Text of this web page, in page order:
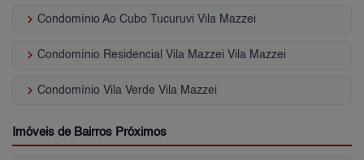
keyboard_arrow_right Condomínio Ao Cubo Tucuruvi Vila Mazzei
keyboard_arrow_right Condomínio Residencial Vila Mazzei Vila Mazzei
keyboard_arrow_right Condomínio Vila Verde Vila Mazzei
Imóveis de Bairros Próximos